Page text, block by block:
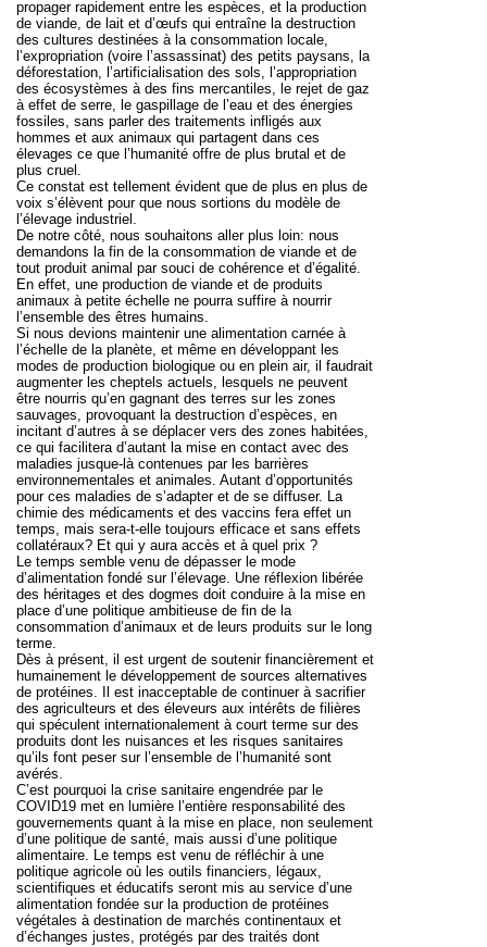
propager rapidement entre les espèces, et la production
de viande, de lait et d’œufs qui entraîne la destruction
des cultures destinées à la consommation locale,
l’expropriation (voire l’assassinat) des petits paysans, la
déforestation, l’artificialisation des sols, l’appropriation
des écosystèmes à des fins mercantiles, le rejet de gaz
à effet de serre, le gaspillage de l’eau et des énergies
fossiles, sans parler des traitements infligés aux
hommes et aux animaux qui partagent dans ces
élevages ce que l’humanité offre de plus brutal et de
plus cruel.
Ce constat est tellement évident que de plus en plus de
voix s’élèvent pour que nous sortions du modèle de
l’élevage industriel.
De notre côté, nous souhaitons aller plus loin: nous
demandons la fin de la consommation de viande et de
tout produit animal par souci de cohérence et d’égalité.
En effet, une production de viande et de produits
animaux à petite échelle ne pourra suffire à nourrir
l’ensemble des êtres humains.
Si nous devions maintenir une alimentation carnée à
l’échelle de la planète, et même en développant les
modes de production biologique ou en plein air, il faudrait
augmenter les cheptels actuels, lesquels ne peuvent
être nourris qu’en gagnant des terres sur les zones
sauvages, provoquant la destruction d’espèces, en
incitant d’autres à se déplacer vers des zones habitées,
ce qui facilitera d’autant la mise en contact avec des
maladies jusque-là contenues par les barrières
environnementales et animales. Autant d’opportunités
pour ces maladies de s’adapter et de se diffuser. La
chimie des médicaments et des vaccins fera effet un
temps, mais sera-t-elle toujours efficace et sans effets
collatéraux? Et qui y aura accès et à quel prix ?
Le temps semble venu de dépasser le mode
d’alimentation fondé sur l’élevage. Une réflexion libérée
des héritages et des dogmes doit conduire à la mise en
place d’une politique ambitieuse de fin de la
consommation d’animaux et de leurs produits sur le long
terme.
Dès à présent, il est urgent de soutenir financièrement et
humainement le développement de sources alternatives
de protéines.
Il est inacceptable de continuer à sacrifier
des agriculteurs et des éleveurs aux intérêts de filières
qui spéculent internationalement à court terme sur des
produits dont les nuisances et les risques sanitaires
qu’ils font peser sur l’ensemble de l’humanité sont
avérés.
C’est pourquoi la crise sanitaire engendrée par le
COVID19 met en lumière l’entière responsabilité des
gouvernements quant à la mise en place, non seulement
d’une politique de santé, mais aussi d’une politique
alimentaire.
Le temps est venu de réfléchir à une
politique agricole où les outils financiers, légaux,
scientifiques et éducatifs seront mis au service d’une
alimentation fondée sur la production de protéines
végétales à destination de marchés continentaux et
d’échanges justes, protégés par des traités dont